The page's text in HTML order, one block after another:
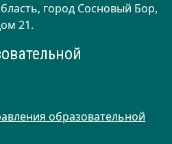
город Сосновый Бор,
21.
образовательной